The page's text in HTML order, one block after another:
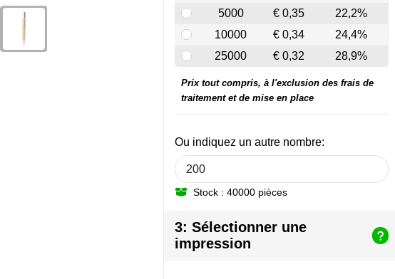
5000
€ 0,35
22,2%
10000
€ 0,34
24,4%
25000
€ 0,32 28,9%
Ou indiquez un autre nombre:
Stock : 40000 pièces
Prix tout compris, à l'exclusion des frais de
traitement et de mise en place
3: Sélectionner une
impression